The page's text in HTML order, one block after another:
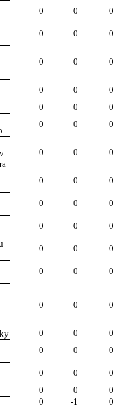
0 0
0
0 0
0
0 0 0
0 0
0
0 0
0
0 0
0
0 0 0
0 0
0
0 0
0
0 0
0
0 0
0
0 0
0
0 0 0
0 0
0
0 0
0
0 0
0
0 0
0
0 -1
0